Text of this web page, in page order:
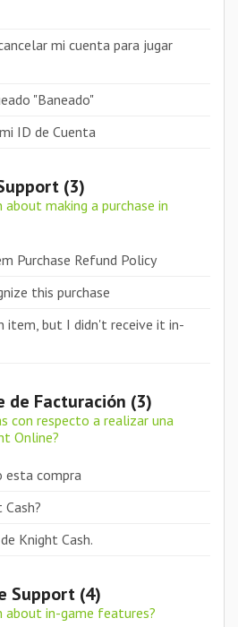
mi cuenta para jugar
"Baneado"
ID de Cuenta
(3)
making a purchase in
Purchase Refund Policy
this purchase
item, but I didn't receive it in-
de Facturación (3)
con respecto a realizar una
Online?
esta compra
Knight Cash.
Support (4)
about in-game features?